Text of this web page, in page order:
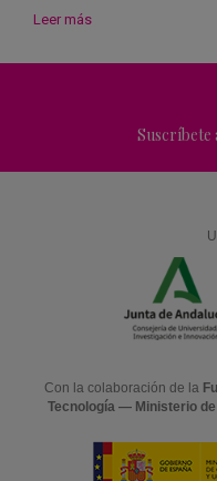
Leer más
Suscríbete
Con la colaboración de la
Tecnología — Ministerio